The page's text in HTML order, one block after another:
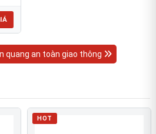
quang an toàn giao thông
HOT